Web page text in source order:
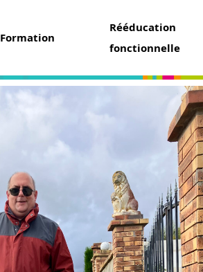
Formation
Rééducation
fonctionnelle
Nous aider
Legs et assurance vie
Organiser une collecte
Parrainer un futur chien guide
Devenir famille d’accueil
Devenir bénévole